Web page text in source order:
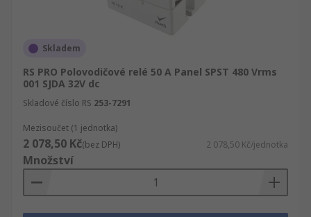
Skladem
RS PRO Polovodičové relé 50 A Panel SPST 480 Vrms
001 SJDA 32V dc
Skladové číslo RS 253-7291
Mezisoučet (1 jednotka)
2 078,50 Kč(bez DPH) 2 078,50 Kč/jednotka
Množství